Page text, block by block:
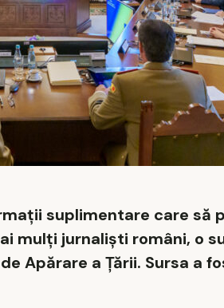
suplimentare care să
mulți jurnaliști români, o
Apărare a Ţării. Sursa a